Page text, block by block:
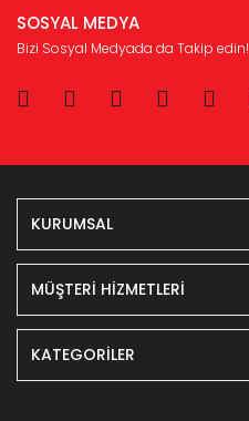
SOSYAL MEDYA
Bizi Sosyal Medyada da Takip edin!
KURUMSAL
MÜŞTERİ HİZMETLERİ
KATEGORİLER